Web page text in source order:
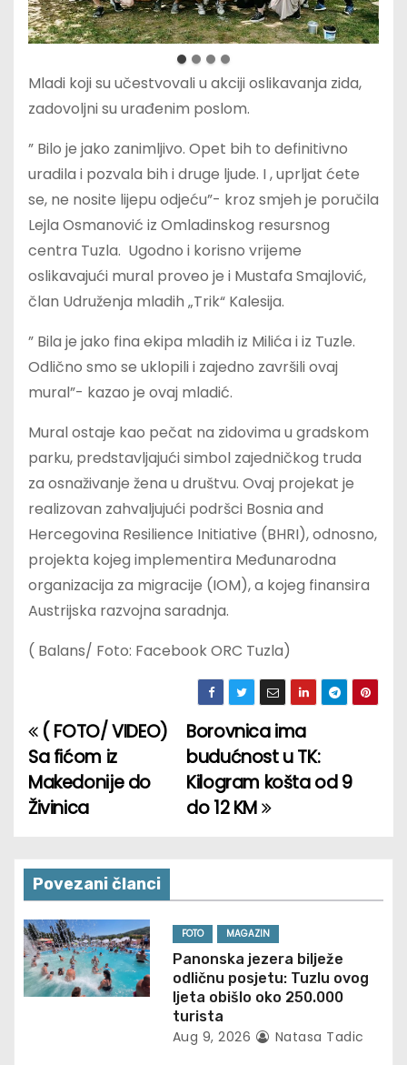
Mladi koji su učestvovali u akciji oslikavanja zida,
zadovoljni su urađenim poslom.
” Bilo je jako zanimljivo. Opet bih to definitivno
uradila i pozvala bih i druge ljude. I , uprljat ćete
se, ne nosite lijepu odjeću”- kroz smjeh je poručila
Lejla Osmanović iz Omladinskog resursnog
centra Tuzla. Ugodno i korisno vrijeme
oslikavajući mural proveo je i Mustafa Smajlović,
član Udruženja mladih „Trik“ Kalesija.
” Bila je jako fina ekipa mladih iz Milića i iz Tuzle.
Odlično smo se uklopili i zajedno završili ovaj
mural”- kazao je ovaj mladić.
Mural ostaje kao pečat na zidovima u gradskom
parku, predstavljajući simbol zajedničkog truda
za osnaživanje žena u društvu. Ovaj projekat je
realizovan zahvaljujući podršci Bosnia and
Hercegovina Resilience Initiative (BHRI), odnosno,
projekta kojeg implementira Međunarodna
organizacija za migracije (IOM), a kojeg finansira
Austrijska razvojna saradnja.
( Balans/ Foto: Facebook ORC Tuzla)
P
o
s
n
a
v
i
Borovnica ima
budućnost u TK:
Kilogram košta od 9
do 12 KM
( FOTO/ VIDEO)
Sa fićom iz
Makedonije do
Živinica
Povezani članci
FOTO MAGAZIN
Panonska jezera bilježe
odličnu posjetu: Tuzlu ovog
ljeta obišlo oko 250.000
turista
Aug 9, 2026 Natasa Tadic